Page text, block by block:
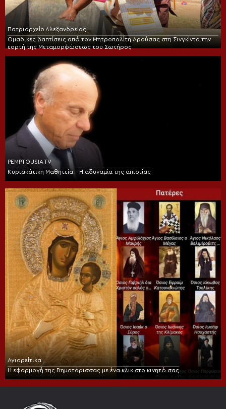
Πατριαρχείο Αλεξανδρείας
Ομαδικές βαπτίσεις από τον Μητροπολίτη Αρούσας στη Σινγκίντα την
εορτή της Μεταμορφώσεως του Σωτήρος
PEMPTOUSIA TV
Κυριακάτικη Μαθητεία – Η αδυναμία της απιστίας
Αγιορείτικα
Η εφαρμογή της Βηματάρισσας με ένα κλικ στο κινητό σας